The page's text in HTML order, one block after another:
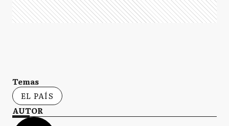
Temas
EL PAÍS
AUTOR